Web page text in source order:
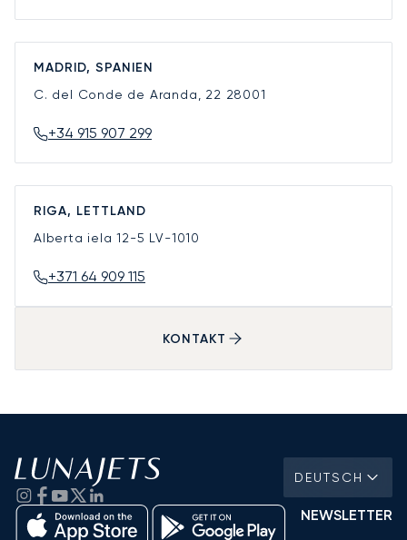
MADRID, SPANIEN
C. del Conde de Aranda, 22 28001
+34 915 907 299
RIGA, LETTLAND
Alberta iela 12-5 LV-1010
+371 64 909 115
KONTAKT
DEUTSCH
NEWSLETTER